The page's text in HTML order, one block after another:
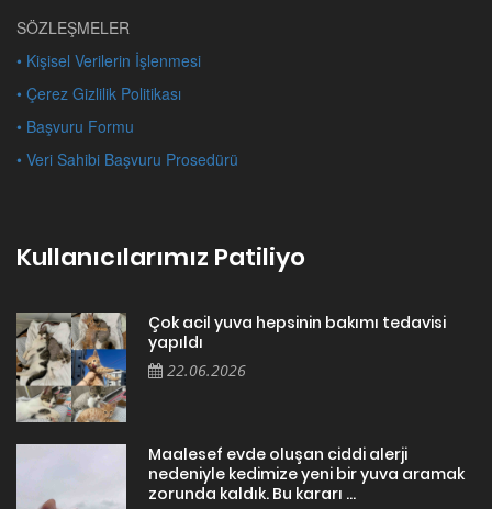
SÖZLEŞMELER
• Kişisel Verilerin İşlenmesi
• Çerez Gizlilik Politikası
• Başvuru Formu
• Veri Sahibi Başvuru Prosedürü
Kullanıcılarımız Patiliyo
Çok acil yuva hepsinin bakımı tedavisi
yapıldı
22.06.2026
Maalesef evde oluşan ciddi alerji
nedeniyle kedimize yeni bir yuva aramak
zorunda kaldık. Bu kararı ...